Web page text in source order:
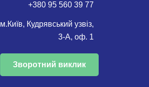
+380 95 560 39 77
м.Київ, Кудрявський узвіз,
3-А, оф. 1
Зворотний виклик